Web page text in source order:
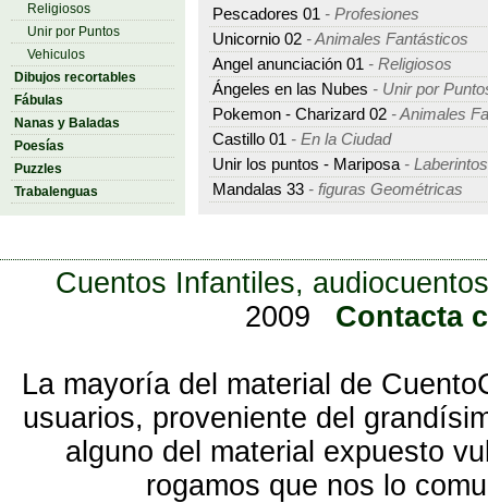
Religiosos
Unir por Puntos
Vehiculos
Dibujos recortables
Fábulas
Nanas y Baladas
Poesías
Puzzles
Trabalenguas
Pescadores 01 - Profesiones
Unicornio 02 - Animales Fantásticos
Angel anunciación 01 - Religiosos
Ángeles en las Nubes - Unir por
Pokemon - Charizard 02 - Animales
Castillo 01 - En la Ciudad
Unir los puntos - Mariposa - Laberintos
Mandalas 33 - figuras Geométricas
Cuentos Infantiles,
2009
Contacta
La mayoría del material de
usuarios, proveniente del
alguno del material expuesto
rogamos que nos lo